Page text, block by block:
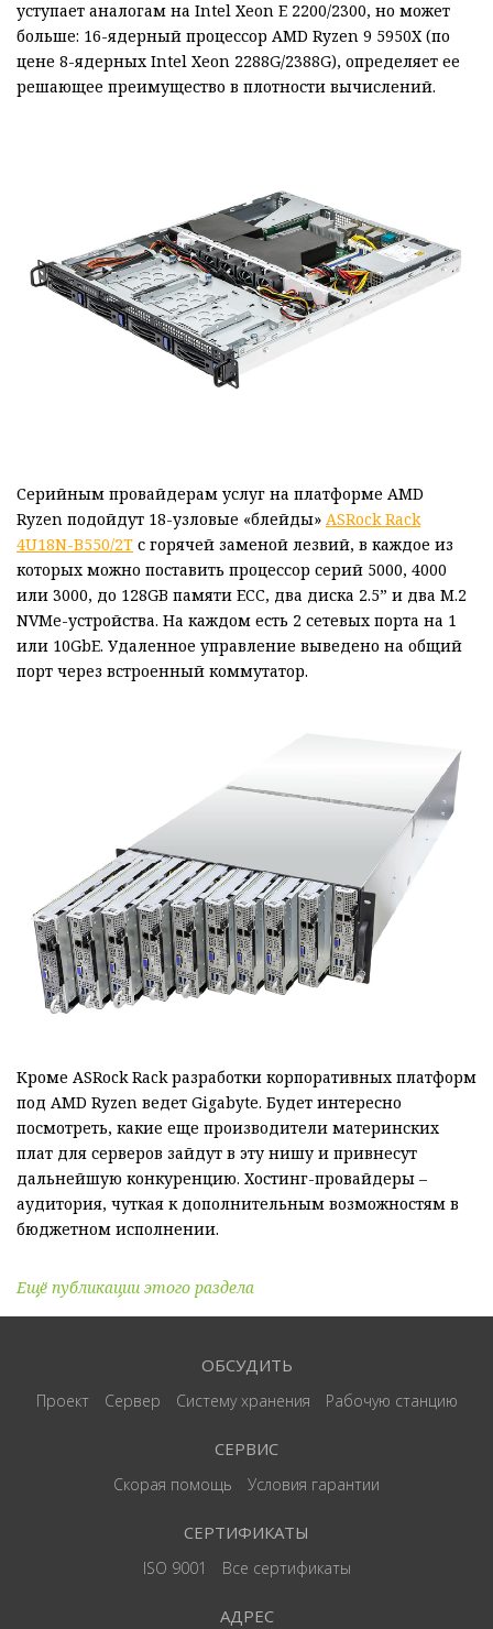
уступает аналогам на Intel Xeon E 2200/2300, но может
больше: 16-ядерный процессор AMD Ryzen 9 5950X (по
цене 8-ядерных Intel Xeon 2288G/2388G), определяет ее
решающее преимущество в плотности вычислений.
Серийным провайдерам услуг на платформе AMD
Ryzen подойдут 18-узловые «блейды» ASRock Rack
4U18N-B550/2T с горячей заменой лезвий, в каждое из
которых можно поставить процессор серий 5000, 4000
или 3000, до 128GB памяти ECC, два диска 2.5” и два M.2
NVMe-устройства. На каждом есть 2 сетевых порта на 1
или 10GbE. Удаленное управление выведено на общий
порт через встроенный коммутатор.
Кроме ASRock Rack разработки корпоративных платформ
под AMD Ryzen ведет Gigabyte. Будет интересно
посмотреть, какие еще производители материнских
плат для серверов зайдут в эту нишу и привнесут
дальнейшую конкуренцию. Хостинг-провайдеры –
аудитория, чуткая к дополнительным возможностям в
бюджетном исполнении.
Ещё публикации этого раздела
ОБСУДИТЬ
Проект Сервер Систему хранения Рабочую станцию
СЕРВИС
Скорая помощь Условия гарантии
СЕРТИФИКАТЫ
ISO 9001 Все сертификаты
АДРЕС